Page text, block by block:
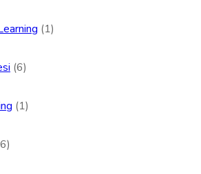
(1)
(6)
(1)